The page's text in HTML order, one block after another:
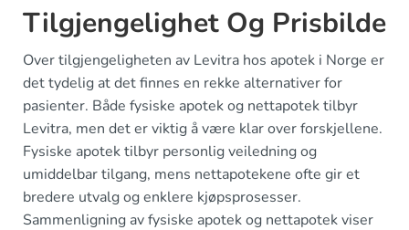
Tilgjengelighet Og Prisbilde
Over tilgjengeligheten av Levitra hos apotek i Norge er
det tydelig at det finnes en rekke alternativer for
pasienter. Både fysiske apotek og nettapotek tilbyr
Levitra, men det er viktig å være klar over forskjellene.
Fysiske apotek tilbyr personlig veiledning og
umiddelbar tilgang, mens nettapotekene ofte gir et
bredere utvalg og enklere kjøpsprosesser.
Sammenligning av fysiske apotek og nettapotek viser